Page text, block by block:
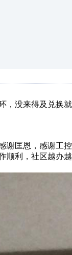
，没来得及兑换
谢匡恩，感谢工
顺利，社区越办